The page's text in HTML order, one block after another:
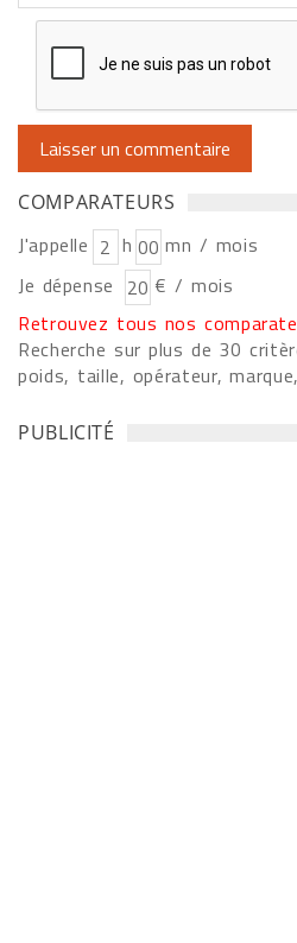
COMPARATEURS
J'appelle h
mn / mois
Je dépense
€ / mois
Retrouvez tous nos
Recherche sur plus de 30
poids, taille, opérateur,
PUBLICITÉ